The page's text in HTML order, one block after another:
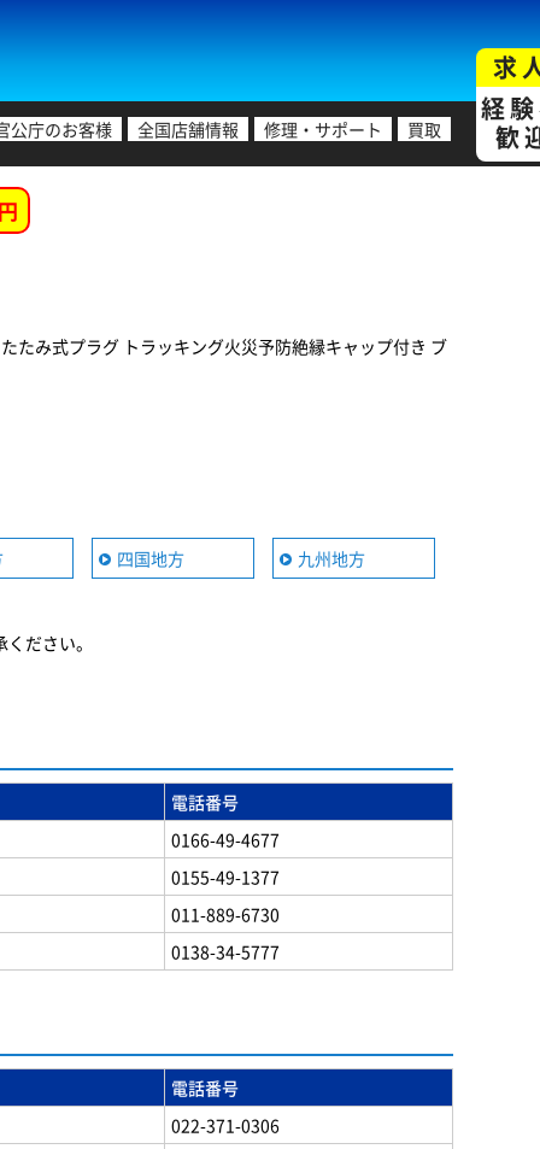
公庁のお客様 全国店舗情報 修理・サポート 買取
求
経
歓
たみ式プラグ トラッキング火災予防絶縁キャップ付き ブ
四国地方 九州地方
ださい。
電話番号
0166-49-4677
0155-49-1377
011-889-6730
0138-34-5777
電話番号
022-371-0306